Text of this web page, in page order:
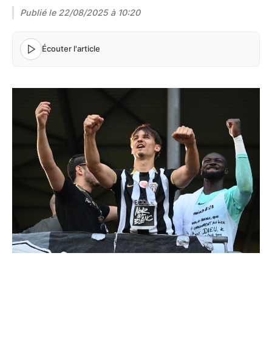
Publié le 22/08/2025 à 10:20
Écouter l'article